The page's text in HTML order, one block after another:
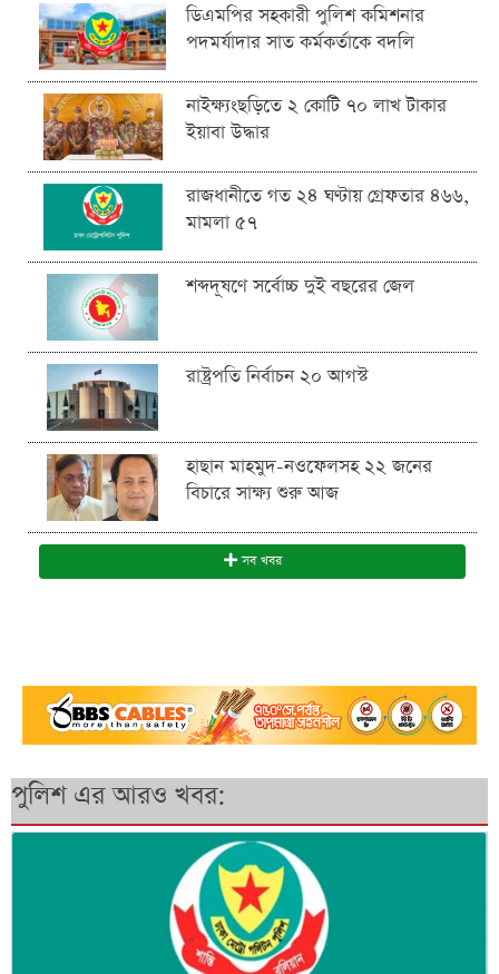
ডিএমপির সহকারী পুলিশ কমিশনার
পদমর্যাদার সাত কর্মকর্তাকে বদলি
নাইক্ষ্যংছড়িতে ২ কোটি ৭০ লাখ টাকার
ইয়াবা উদ্ধার
রাজধানীতে গত ২৪ ঘণ্টায় গ্রেফতার ৪৬৬,
মামলা ৫৭
শব্দদূষণে সর্বোচ্চ দুই বছরের জেল
রাষ্ট্রপতি নির্বাচন ২০ আগস্ট
হাছান মাহমুদ-নওফেলসহ ২২ জনের
বিচারে সাক্ষ্য শুরু আজ
সব খবর
পুলিশ এর আরও খবর: